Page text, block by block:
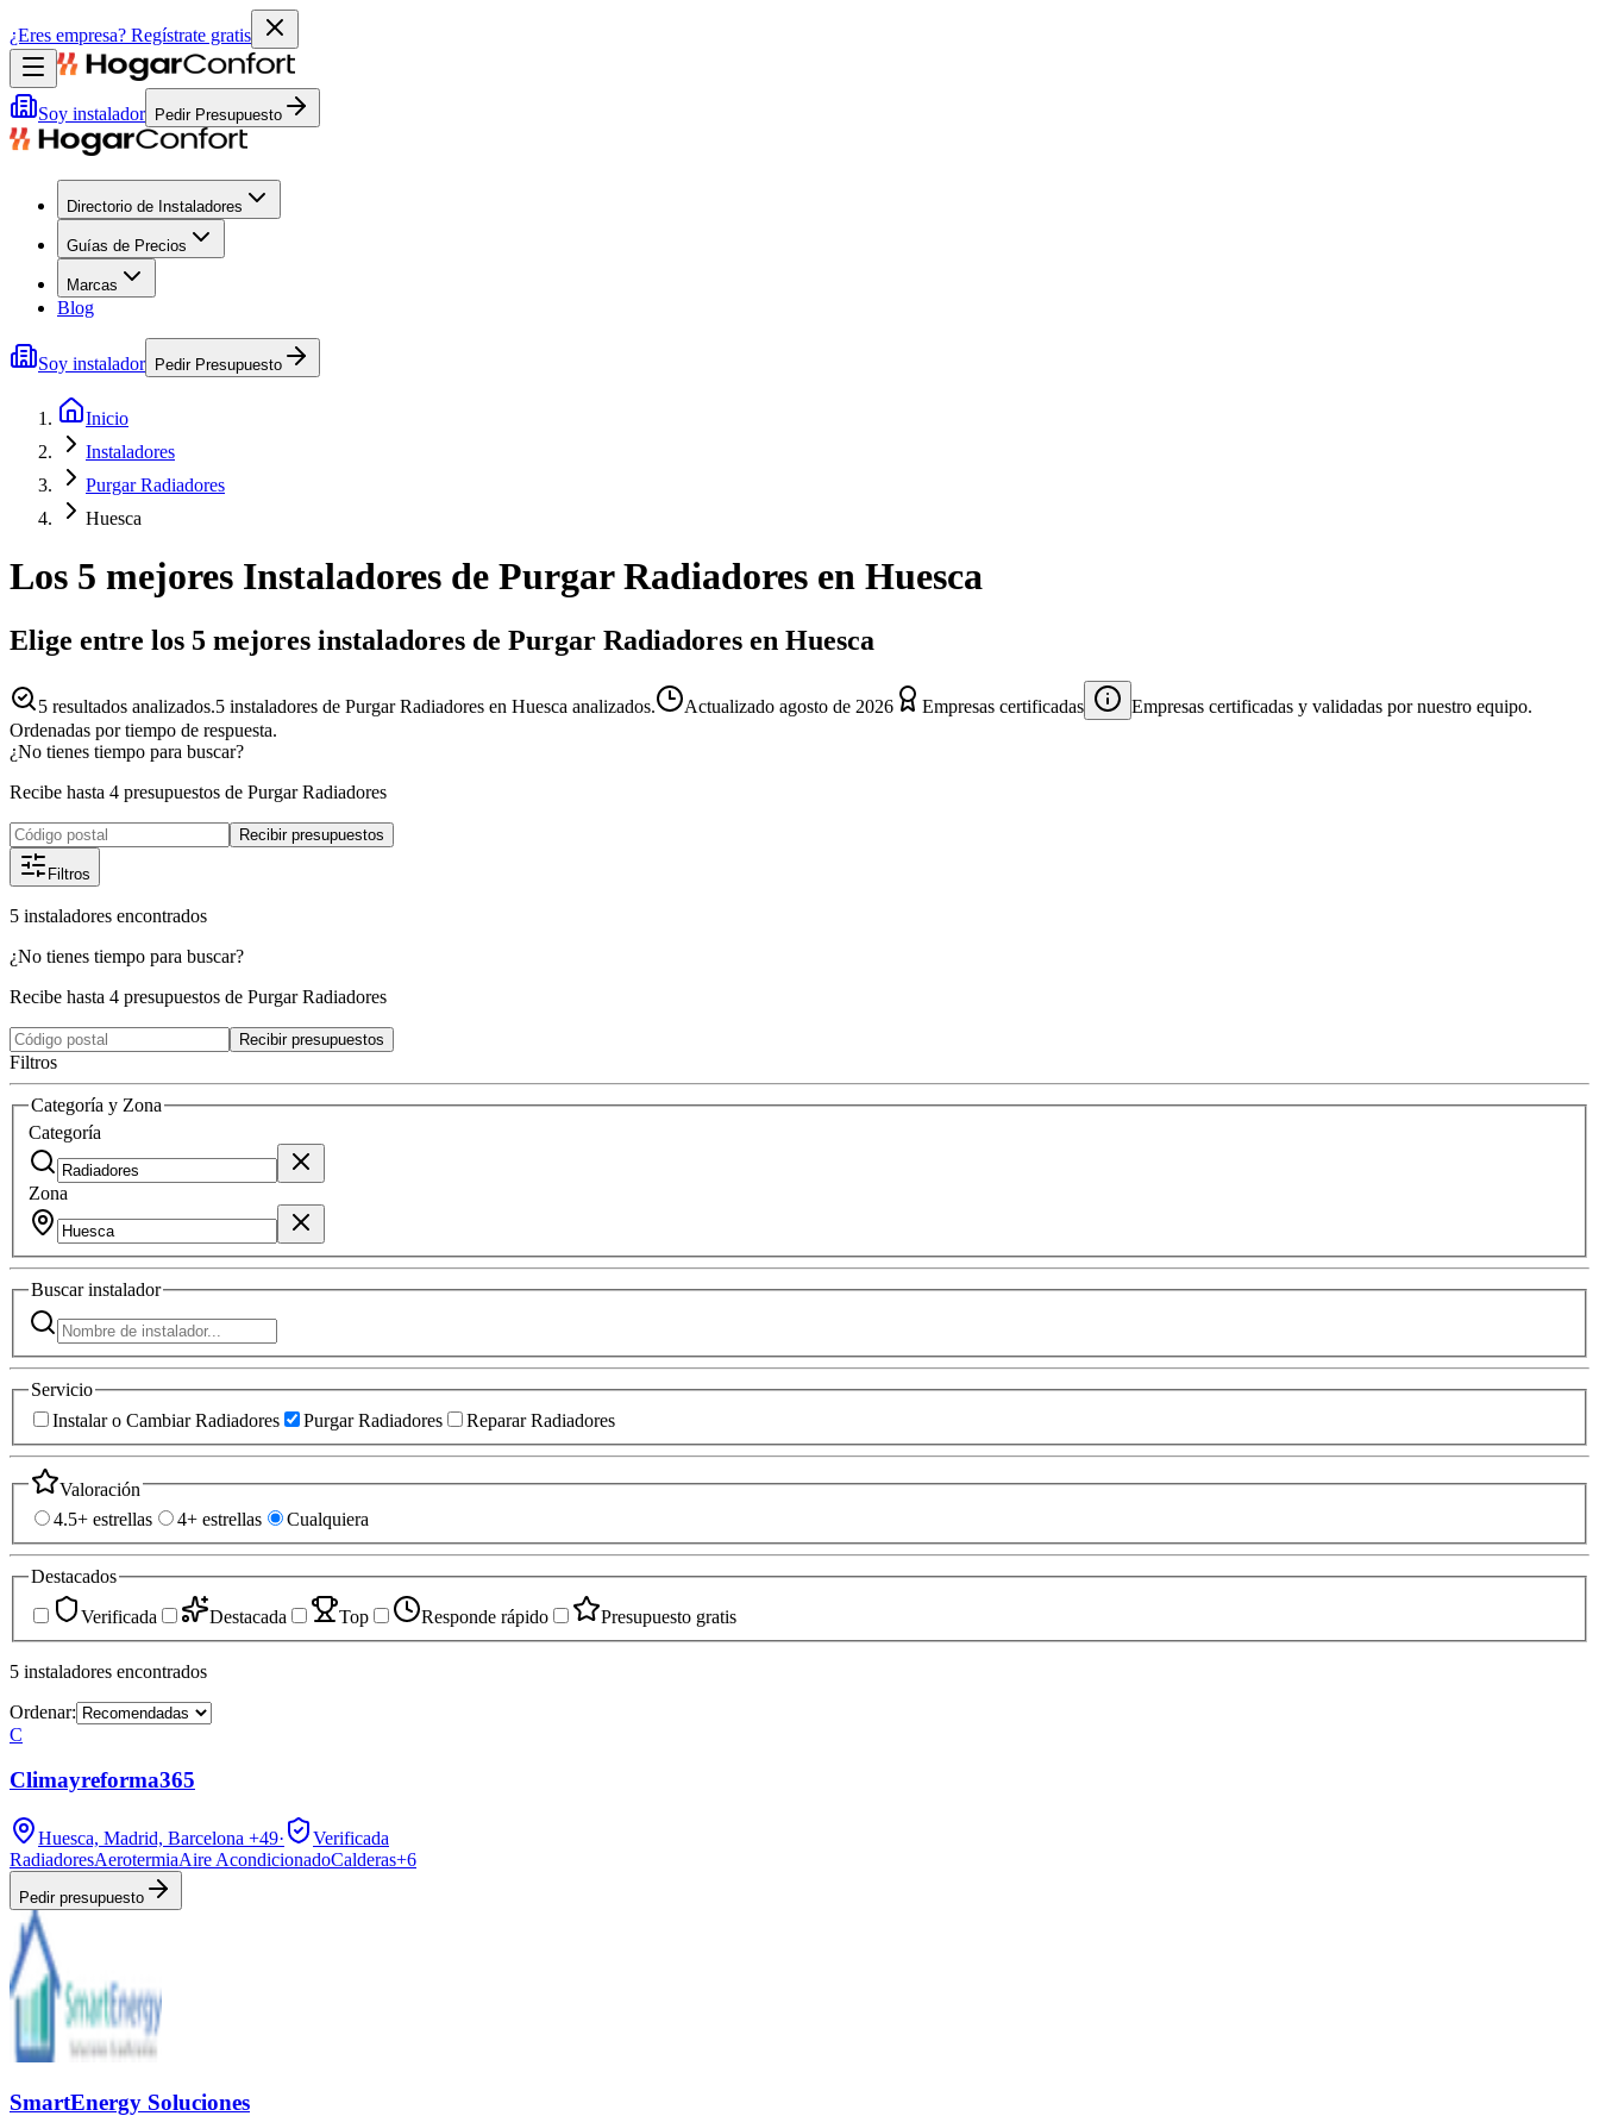
¿Eres empresa? Regístrate gratis
Soy instalador Pedir Presupuesto
Directorio de Instaladores
Guías de Precios
Marcas
Blog
Soy instalador Pedir Presupuesto
Inicio
Instaladores
Purgar Radiadores
Huesca
Los 5 mejores Instaladores de Purgar Radiadores en Huesca
Elige entre los 5 mejores instaladores de Purgar Radiadores en Huesca
5 resultados analizados.5 instaladores de Purgar Radiadores en Huesca analizados. Actualizado agosto de 2026 Empresas certificadas
Empresas certificadas y validadas por nuestro equipo.
Ordenadas por tiempo de respuesta.
¿No tienes tiempo para buscar?
Recibe hasta 4 presupuestos de Purgar Radiadores
Recibir presupuestos
Filtros
5 instaladores encontrados
¿No tienes tiempo para buscar?
Recibe hasta 4 presupuestos de Purgar Radiadores
Recibir presupuestos
Filtros
Categoría y Zona
Categoría
Zona
Buscarinstalador
Servicio
Instalar o Cambiar Radiadores
Purgar Radiadores Reparar Radiadores
Valoración
4.5+ estrellas
4+ estrellas Cualquiera
Destacados
Verificada
Destacada Top Responde rápido Presupuesto gratis
5 instaladores encontrados
Ordenar:
C
Climayreforma365
Huesca, Madrid, Barcelona +49·
Verificada
RadiadoresAerotermiaAire AcondicionadoCalderas+6
Pedir presupuesto
SmartEnergy Soluciones